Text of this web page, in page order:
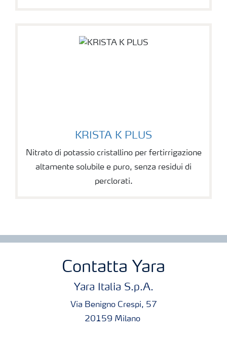
KRISTA K PLUS
Nitrato di potassio cristallino per fertirrigazione
altamente solubile e puro, senza residui di
perclorati.
Contatta Yara
Yara Italia S.p.A.
Via Benigno Crespi, 57
20159 Milano